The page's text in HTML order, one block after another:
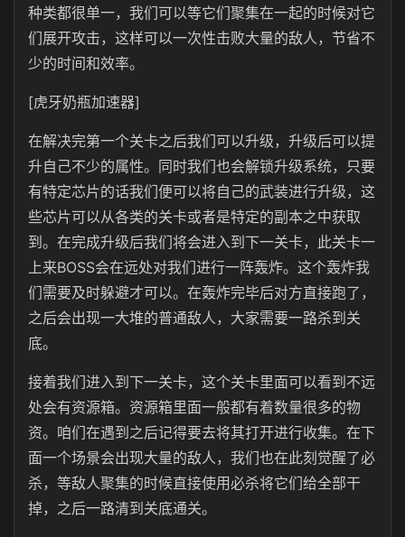
种类都很单一，我们可以等它们聚集在一起的时候对它
们展开攻击，这样可以一次性击败大量的敌人，节省不
少的时间和效率。
[虎牙奶瓶加速器]
在解决完第一个关卡之后我们可以升级，升级后可以提
升自己不少的属性。同时我们也会解锁升级系统，只要
有特定芯片的话我们便可以将自己的武装进行升级，这
些芯片可以从各类的关卡或者是特定的副本之中获取
到。在完成升级后我们将会进入到下一关卡，此关卡一
上来BOSS会在远处对我们进行一阵轰炸。这个轰炸我
们需要及时躲避才可以。在轰炸完毕后对方直接跑了，
之后会出现一大堆的普通敌人，大家需要一路杀到关
底。
接着我们进入到下一关卡，这个关卡里面可以看到不远
处会有资源箱。资源箱里面一般都有着数量很多的物
资。咱们在遇到之后记得要去将其打开进行收集。在下
面一个场景会出现大量的敌人，我们也在此刻觉醒了必
杀，等敌人聚集的时候直接使用必杀将它们给全部干
掉，之后一路清到关底通关。